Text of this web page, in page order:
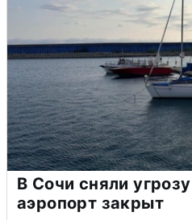
В Сочи сняли
аэропорт закрыт